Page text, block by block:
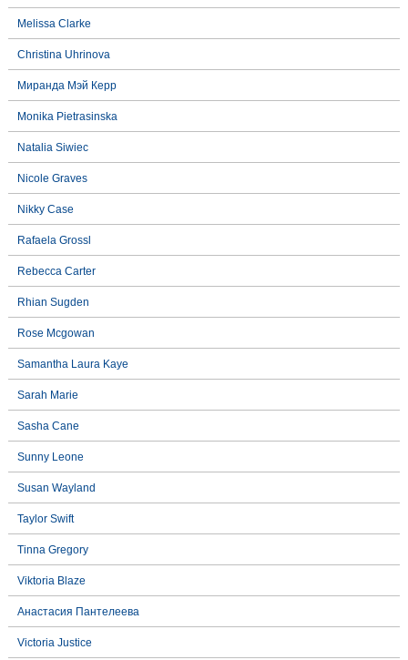
Melissa Clarke
Christina Uhrinova
Миранда Мэй Керр
Monika Pietrasinska
Natalia Siwiec
Nicole Graves
Nikky Case
Rafaela Grossl
Rebecca Carter
Rhian Sugden
Rose Mcgowan
Samantha Laura Kaye
Sarah Marie
Sasha Cane
Sunny Leone
Susan Wayland
Taylor Swift
Tinna Gregory
Viktoria Blaze
Анастасия Пантелеева
Victoria Justice